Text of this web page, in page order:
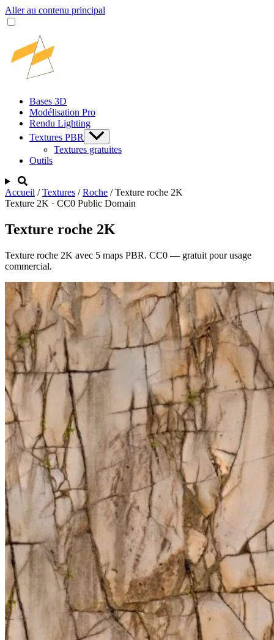
Aller au contenu principal
Bases 3D
Modélisation Pro
Rendu Lighting
Textures PBR
Textures gratuites
Outils
Accueil / Textures / Roche / Texture roche 2K
Texture 2K · CC0 Public Domain
Texture roche 2K
Texture roche 2K avec 5 maps PBR. CC0 — gratuit pour usage
commercial.